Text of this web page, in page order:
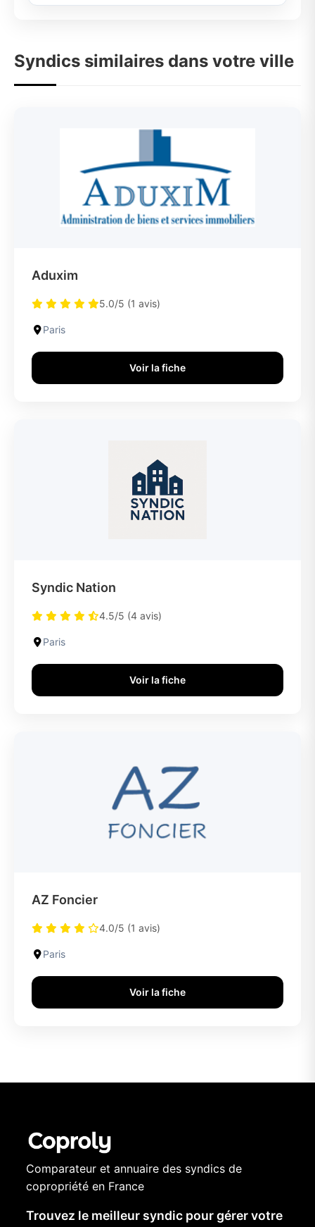
Syndics similaires dans votre ville
Aduxim
5.0/5 (1 avis)
Paris
Voir la fiche
Syndic Nation
4.5/5 (4 avis)
Paris
Voir la fiche
AZ Foncier
4.0/5 (1 avis)
Paris
Voir la fiche
Comparateur et annuaire des syndics de
copropriété en France
Trouvez le meilleur syndic pour gérer votre